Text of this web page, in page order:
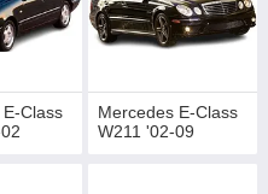
g114289315-mercedes-
mercedes-class-
Class
Mercedes E-Class
W211 '02-09